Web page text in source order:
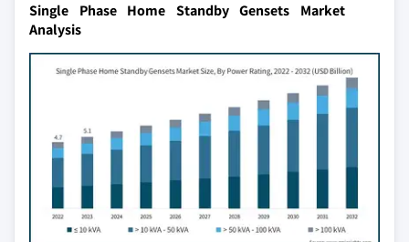
Single Phase Home Standby Gensets Market
Analysis